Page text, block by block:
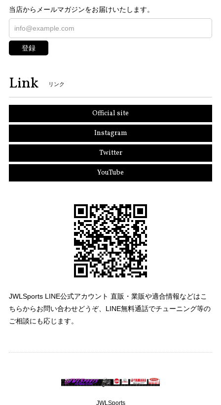
当店からメールマガジンをお届けいたします。
登録
Link リンク
Official site
Instagram
Twitter
YouTube
JWLSports LINE公式アカウント 直販・業販や適合情報などはこ
ちらからお問い合わせどうぞ、LINE無料通話でチューニング等の
ご相談にも応じます。
JWLSports